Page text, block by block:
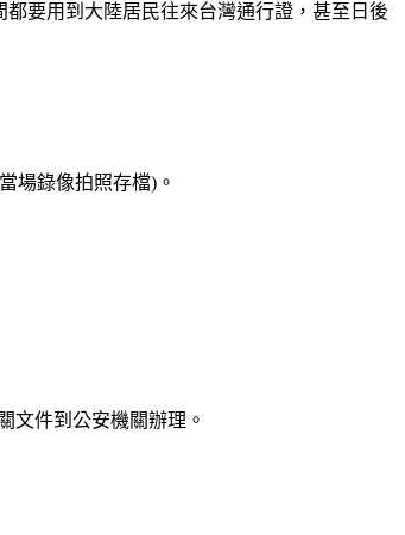
要用到大陸居民往來台灣通行證，甚至日後
場錄像拍照存檔)。
文件到公安機關辦理。